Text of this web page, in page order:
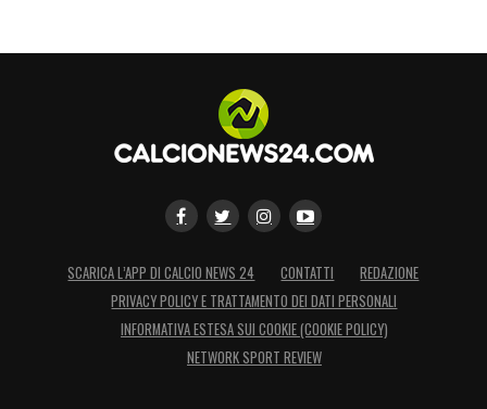
SCARICA L’APP DI CALCIO NEWS 24 CONTATTI
REDAZIONE
PRIVACY POLICY E TRATTAMENTO DEI DATI PERSONALI
INFORMATIVA ESTESA SUI COOKIE (COOKIE POLICY)
NETWORK SPORT REVIEW